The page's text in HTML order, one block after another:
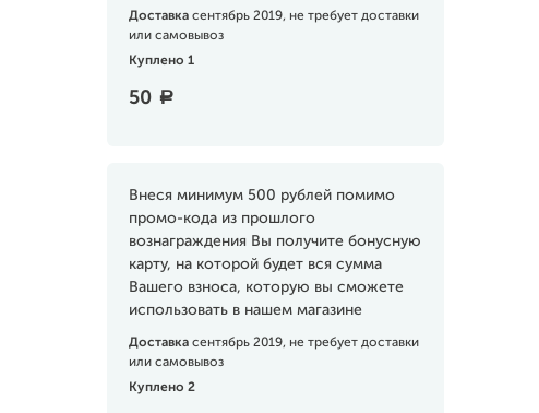
Доставка сентябрь 2019, не требует доставки
или самовывоз
Куплено 1
50 a
Внеся минимум 500 рублей помимо
промо-кода из прошлого
вознаграждения Вы получите бонусную
карту, на которой будет вся сумма
Вашего взноса, которую вы сможете
использовать в нашем магазине
Доставка сентябрь 2019, не требует доставки
или самовывоз
Куплено 2